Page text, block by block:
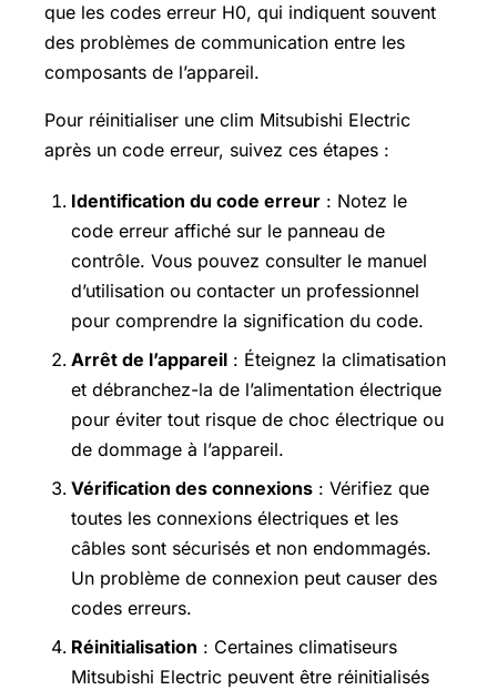
que les codes erreur H0, qui indiquent souvent
des problèmes de communication entre les
composants de l’appareil.
Pour réinitialiser une clim Mitsubishi Electric
après un code erreur, suivez ces étapes :
Identification du code erreur : Notez le
code erreur affiché sur le panneau de
contrôle. Vous pouvez consulter le manuel
d’utilisation ou contacter un professionnel
pour comprendre la signification du code.
Arrêt de l’appareil : Éteignez la climatisation
et débranchez-la de l’alimentation électrique
pour éviter tout risque de choc électrique ou
de dommage à l’appareil.
Vérification des connexions : Vérifiez que
toutes les connexions électriques et les
câbles sont sécurisés et non endommagés.
Un problème de connexion peut causer des
codes erreurs.
Réinitialisation : Certaines climatiseurs
Mitsubishi Electric peuvent être réinitialisés